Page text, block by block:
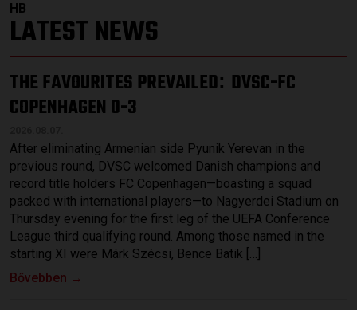
HB
LATEST NEWS
THE FAVOURITES PREVAILED: DVSC-FC
COPENHAGEN 0-3
After eliminating Armenian side Pyunik Yerevan in the
previous round, DVSC welcomed Danish champions and
record title holders FC Copenhagen—boasting a squad
packed with international players—to Nagyerdei Stadium on
Thursday evening for the first leg of the UEFA Conference
League third qualifying round. Among those named in the
starting XI were Márk Szécsi, Bence Batik […]
Bővebben →